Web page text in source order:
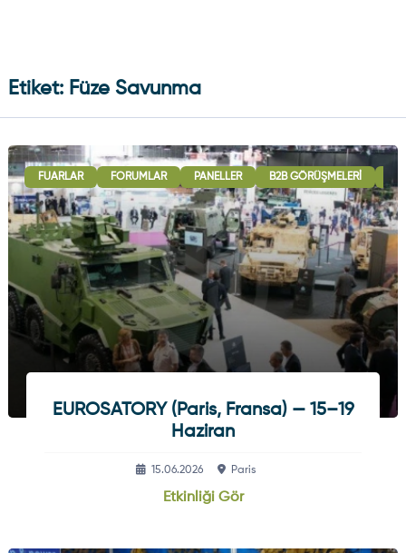
Etiket: Füze Savunma
FUARLAR FORUMLAR PANELLER B2B GÖRÜŞMELERI
EUROSATORY (Paris, Fransa) — 15–19
Haziran
15.06.2026 Paris
Etkinliği Gör